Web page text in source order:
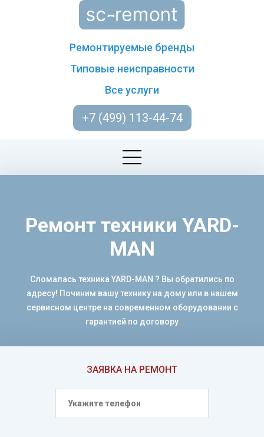
Ремонтируемые бренды
Типовые неисправности
Все услуги
+7 (499) 113-44-74
ЗАЯВКА НА РЕМОНТ
Ремонт техники YARD-
MAN
Сломалась техника YARD-MAN ? Вы обратились по
адресу! Починим вашу технику на дому или в нашем
сервисном центре на современном оборудовании с
гарантией по договору